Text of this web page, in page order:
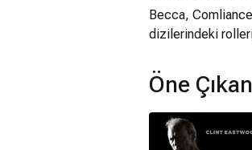
Becca,
dizilerindeki
Öne